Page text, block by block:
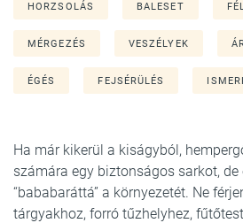
HORZSOLÁS BALESET
MÉRGEZÉS VESZÉLYEK
ÉGÉS FEJSÉRÜLÉS
Ha már kikerül a kiságyból,
számára egy biztonságos sarkot,
“bababaráttá” a környezetét. Ne
tárgyakhoz, forró tűzhelyhez,